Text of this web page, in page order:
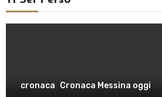
cronaca Cronaca Messina oggi